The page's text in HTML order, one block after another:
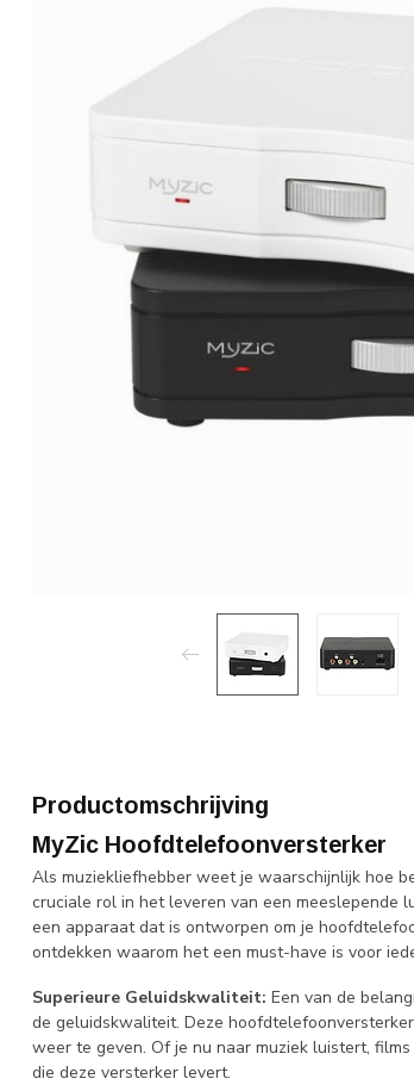
Productomschrijving
MyZic Hoofdtelefoonversterker
Als muziekliefhebber weet je waarschijnlijk hoe
cruciale rol in het leveren van een meeslepende
een apparaat dat is ontworpen om je
ontdekken waarom het een must-have is voor
Superieure Geluidskwaliteit: Een van de
de geluidskwaliteit. Deze
weer te geven. Of je nu naar muziek luistert,
die deze versterker levert.